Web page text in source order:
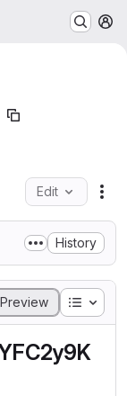
Edit
History
Preview Table